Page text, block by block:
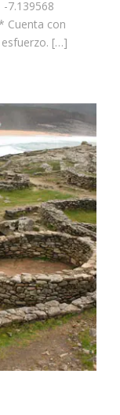
7.139568
Cuenta con
[…]